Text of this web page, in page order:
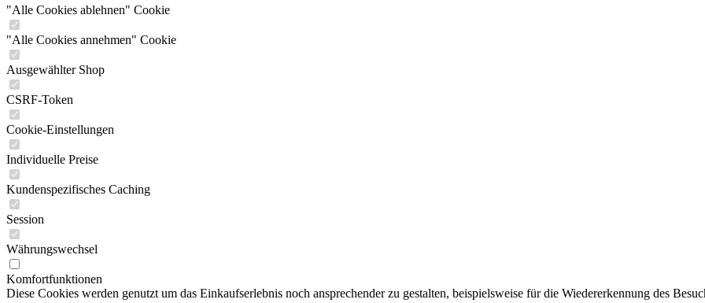
"Alle Cookies ablehnen" Cookie
"Alle Cookies annehmen" Cookie
Ausgewählter Shop
CSRF-Token
Cookie-Einstellungen
Individuelle Preise
Kundenspezifisches Caching
Session
Währungswechsel
Komfortfunktionen
Diese Cookies werden genutzt um das Einkaufserlebnis noch ansprechender zu gestalten, beispielsweise für die Wiedererkennung des